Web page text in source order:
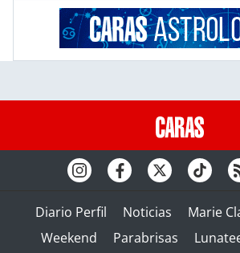
Diario Perfil Noticias Marie
Weekend
Parabrisas